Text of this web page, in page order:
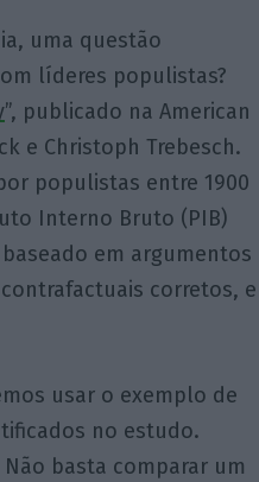
uma questão
líderes populistas?
”, publicado na American
e Christoph Trebesch.
populistas entre 1900
Interno Bruto (PIB)
em argumentos
corretos, e
usar o exemplo de
no estudo.
basta comparar um